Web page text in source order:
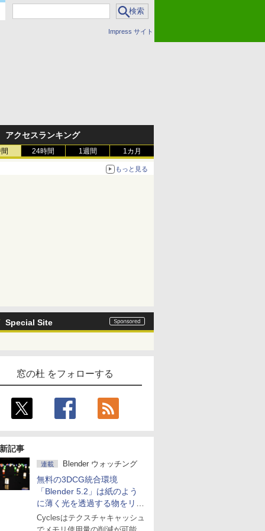
Impress サイト
アクセスランキング
24時間 1週間 1カ月
もっと見る
Special Site
窓の杜 をフォローする
記事
連載 Blender ウォッチング
無料の3DCG統合環境
「Blender 5.2」は紙のよう
に薄く光を透過する物をリア
ルに表現
Cyclesはテクスチャキャッシュ